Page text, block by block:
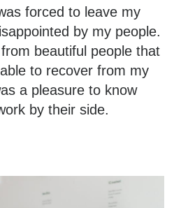
forced to leave my
by my people.
beautiful people that
to recover from my
a pleasure to know
by their side.